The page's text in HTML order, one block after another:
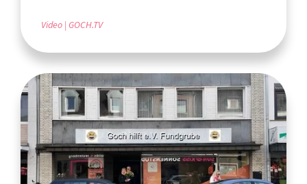
Video GOCH.TV